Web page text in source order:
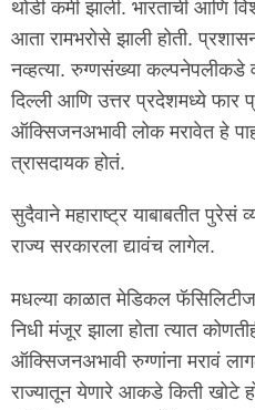
थोडी कमी झाली. भारताची आणि
आता रामभरोसे झाली होती.
नव्हत्या. रुग्णसंख्या
दिल्ली आणि उत्तर प्रदेशमध्ये फार
ऑक्सिजनअभावी लोक मरावेत हे
त्रासदायक होतं.
सुदैवाने महाराष्ट्र याबाबतीत
राज्य सरकारला द्यावंच लागेल.
मधल्या काळात मेडिकल
निधी मंजूर झाला होता त्यात
ऑक्सिजनअभावी रुग्णांना मरावं
राज्यातून येणारे आकडे किती खोटे